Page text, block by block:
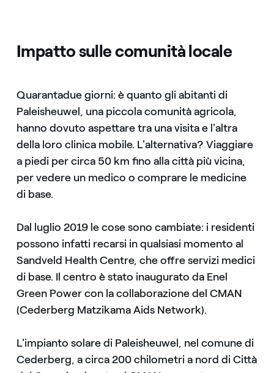
Impatto sulle comunità locale
Quarantadue giorni: è quanto gli abitanti di
Paleisheuwel, una piccola comunità agricola,
hanno dovuto aspettare tra una visita e l'altra
della loro clinica mobile. L'alternativa? Viaggiare
a piedi per circa 50 km fino alla città più vicina,
per vedere un medico o comprare le medicine
di base.
Dal luglio 2019 le cose sono cambiate: i residenti
possono infatti recarsi in qualsiasi momento al
Sandveld Health Centre, che offre servizi medici
di base. Il centro è stato inaugurato da Enel
Green Power con la collaborazione del CMAN
(Cederberg Matzikama Aids Network).
L'impianto solare di Paleisheuwel, nel comune di
Cederberg, a circa 200 chilometri a nord di Città